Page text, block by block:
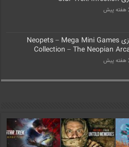
نقد و بررسی بازی Neopets – Mega Mini Games
Collection – The Neopian